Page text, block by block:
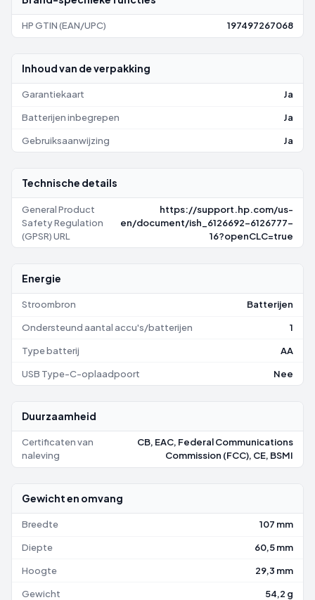
HP GTIN (EAN/UPC) 197497267068
Inhoud van de verpakking
Garantiekaart Ja
Batterijen inbegrepen Ja
Gebruiksaanwijzing Ja
Technische details
General Product
Safety Regulation
(GPSR) URL
https://support.hp.com/us-
en/document/ish_6126692-6126777-
16?openCLC=true
Energie
Stroombron Batterijen
Ondersteund aantal accu's/batterijen 1
Type batterij AA
USB Type-C-oplaadpoort Nee
Duurzaamheid
Certificaten van
naleving
CB, EAC, Federal Communications
Commission (FCC), CE, BSMI
Gewicht en omvang
Breedte 107 mm
Diepte 60,5 mm
Hoogte 29,3 mm
Gewicht 54,2 g